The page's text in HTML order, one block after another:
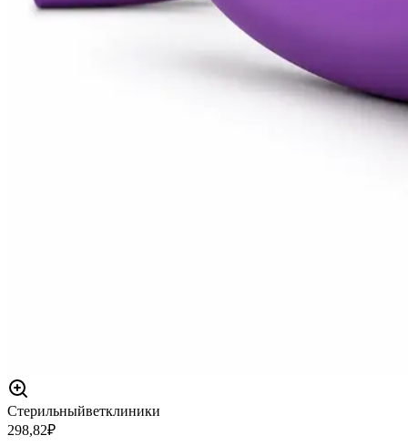
Стерильныйветклиники
298,82₽